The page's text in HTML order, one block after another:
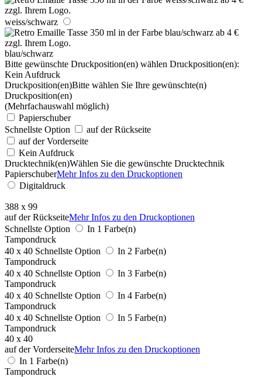
weiss/schwarz
blau/schwarz
Bitte gewünschte Druckposition(en) wählen Druckposition(en):
Kein Aufdruck
Druckposition(en)Bitte wählen Sie Ihre gewünschte(n)
Druckposition(en)
(Mehrfachauswahl möglich)
Papierschuber
Schnellste Option
auf der Rückseite
auf der Vorderseite
Kein Aufdruck
Drucktechnik(en)Wählen Sie die gewünschte Drucktechnik
PapierschuberMehr Infos zu den Druckoptionen
Digitaldruck
388 x 99
auf der RückseiteMehr Infos zu den Druckoptionen
Schnellste Option
In 1 Farbe(n)
Tampondruck
40 x 40 Schnellste Option
In 2 Farbe(n)
Tampondruck
40 x 40 Schnellste Option
In 3 Farbe(n)
Tampondruck
40 x 40 Schnellste Option
In 4 Farbe(n)
Tampondruck
40 x 40 Schnellste Option
In 5 Farbe(n)
Tampondruck
40 x 40
auf der VorderseiteMehr Infos zu den Druckoptionen
In 1 Farbe(n)
Tampondruck